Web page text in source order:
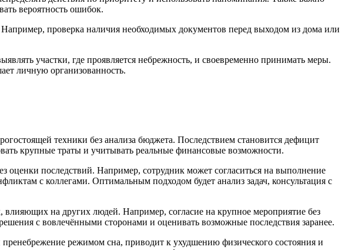
вероятность ошибок.
проверка наличия необходимых документов перед выходом из дома или
участки, где проявляется небрежность, и своевременно принимать меры.
личную организованность.
техники без анализа бюджета. Последствием становится дефицит
крупные траты и учитывать реальные финансовые возможности.
оценки последствий. Например, сотрудник может согласиться на выполнение
с коллегами. Оптимальным подходом будет анализ задач, консультация с
на других людей. Например, согласие на крупное мероприятие без
с вовлечёнными сторонами и оценивать возможные последствия заранее.
режимом сна, приводит к ухудшению физического состояния и